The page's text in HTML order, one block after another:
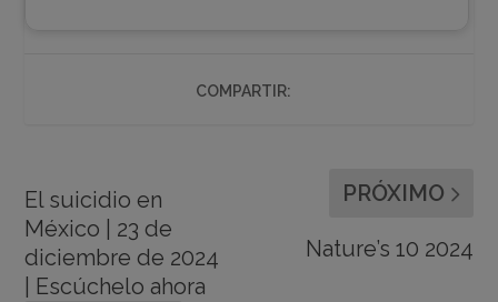
COMPARTIR:
El suicidio en
México | 23 de
diciembre de 2024
| Escúchelo ahora
PRÓXIMO
Nature’s 10 2024